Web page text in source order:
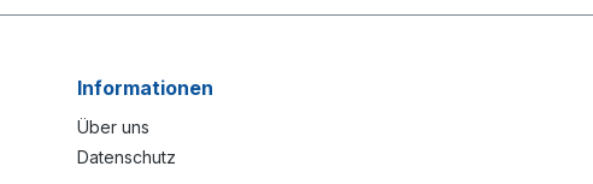
Informationen
Über uns
Datenschutz